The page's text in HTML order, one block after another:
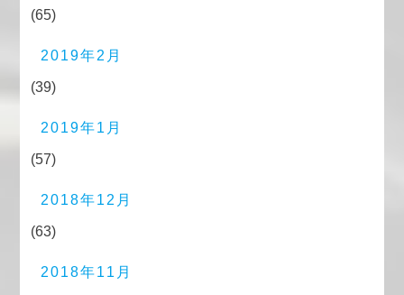
(65)
2019年2月
(39)
2019年1月
(57)
2018年12月
(63)
2018年11月